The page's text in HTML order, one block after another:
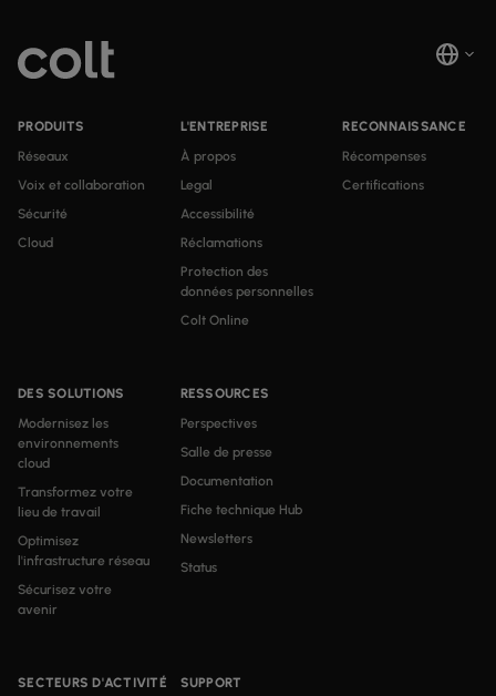
PRODUITS
Réseaux
Voix et collaboration
Sécurité
Cloud
DES SOLUTIONS
Modernisez les
environnements
cloud
Transformez votre
lieu de travail
Optimisez
l'infrastructure réseau
Sécurisez votre
avenir
SECTEURS D'ACTIVITÉ
RESSOURCES
Perspectives
Salle de presse
Documentation
Fiche technique Hub
Newsletters
Status
L'ENTREPRISE
À propos
Legal
Accessibilité
Réclamations
Protection des
données personnelles
Colt Online
SUPPORT
RECONNAISSANCE
Récompenses
Certifications